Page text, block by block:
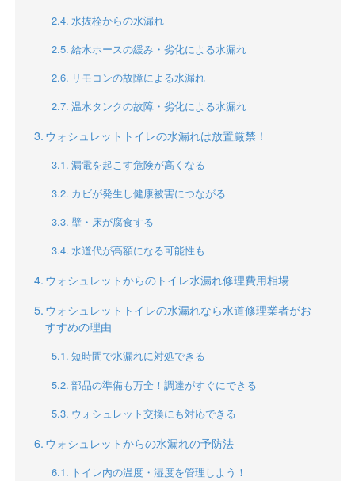
水抜栓からの水漏れ
給水ホースの緩み・劣化による水漏れ
リモコンの故障による水漏れ
温水タンクの故障・劣化による水漏れ
ウォシュレットトイレの水漏れは放置厳禁！
漏電を起こす危険が高くなる
カビが発生し健康被害につながる
壁・床が腐食する
水道代が高額になる可能性も
ウォシュレットからのトイレ水漏れ修理費用相場
ウォシュレットトイレの水漏れなら水道修理業者がお
すすめの理由
短時間で水漏れに対処できる
部品の準備も万全！調達がすぐにできる
ウォシュレット交換にも対応できる
ウォシュレットからの水漏れの予防法
トイレ内の温度・湿度を管理しよう！